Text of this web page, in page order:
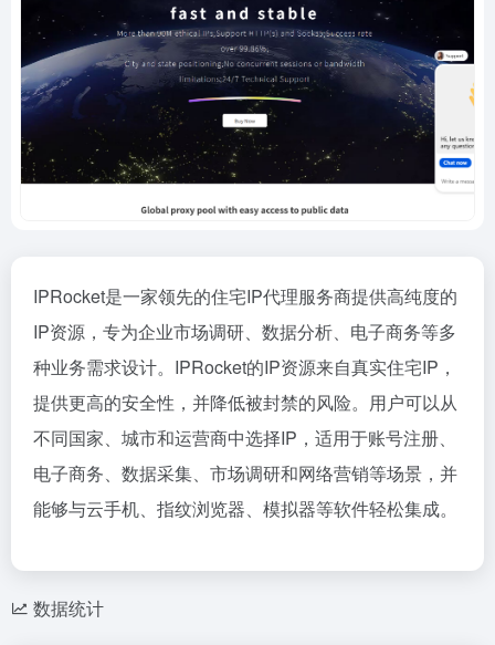
IPRocket是一家领先的住宅IP代理服务商提供高纯度的
IP资源，专为企业市场调研、数据分析、电子商务等多
种业务需求设计。IPRocket的IP资源来自真实住宅IP，
提供更高的安全性，并降低被封禁的风险。用户可以从
不同国家、城市和运营商中选择IP，适用于账号注册、
电子商务、数据采集、市场调研和网络营销等场景，并
能够与云手机、指纹浏览器、模拟器等软件轻松集成。
数据统计